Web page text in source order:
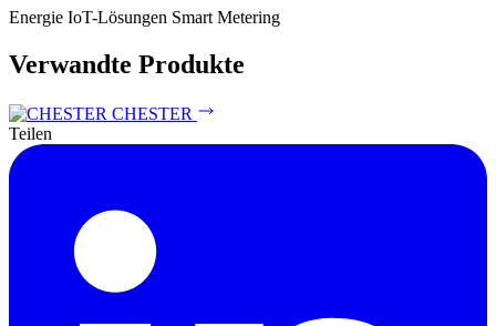
Energie IoT-Lösungen Smart Metering
Verwandte Produkte
CHESTER
Teilen